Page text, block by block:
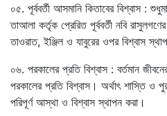
০৫. পূর্ববর্তী আসমানি কিতাবের বিশ্বাস :
তাআলা কর্তৃক প্রেরিত পূর্ববর্তী নবি
তাওরাত, ইঞ্জিল ও যাবুরের ওপর বিশ্বাস
০৬. পরকালের প্রতি বিশ্বাস : বর্তমান
পরকালের প্রতি বিশ্বাস। অর্থাৎ শাস্তি ও
পরিপূর্ণ আস্থা ও বিশ্বাস স্থাপন করা।